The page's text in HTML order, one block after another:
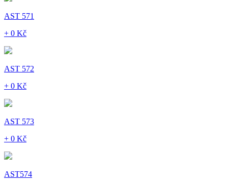
AST 571
+ 0 Kč
AST 572
+ 0 Kč
AST 573
+ 0 Kč
AST574